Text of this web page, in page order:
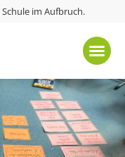
Schule im Aufbruch.